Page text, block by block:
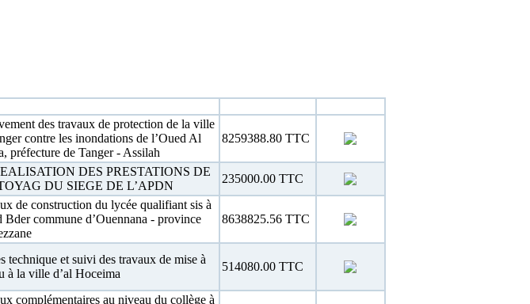
des travaux de protection de la ville
contre les inondations de l’Oued Al
préfecture de Tanger - Assilah
8259388.80 TTC
DES PRESTATIONS DE
DU SIEGE DE L’APDN
235000.00 TTC
de construction du lycée qualifiant sis à
Bder commune d’Ouennana - province
8638825.56 TTC
technique et suivi des travaux de mise à
à la ville d’al Hoceima
514080.00 TTC
complémentaires au niveau du collège à